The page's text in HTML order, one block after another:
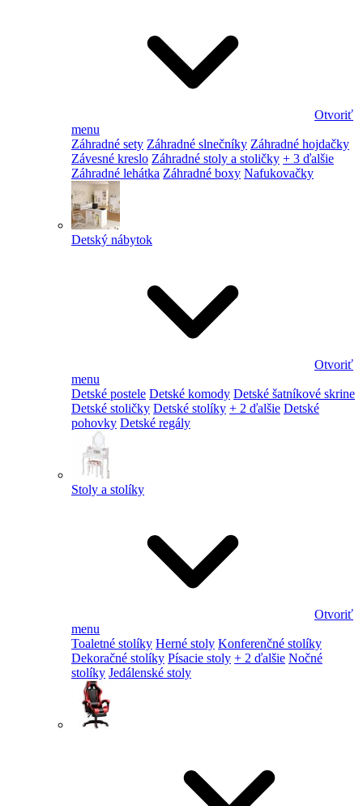
Otvoriť
menu
Záhradné sety Záhradné slnečníky Záhradné hojdačky
Závesné kreslo Záhradné stoly a stoličky + 3 ďalšie
Záhradné lehátka Záhradné boxy Nafukovačky
Detský nábytok
Otvoriť
menu
Detské postele Detské komody Detské šatníkové skrine
Detské stoličky Detské stolíky + 2 ďalšie Detské
pohovky Detské regály
Stoly a stolíky
Otvoriť
menu
Toaletné stolíky Herné stoly Konferenčné stolíky
Dekoračné stolíky Písacie stoly + 2 ďalšie Nočné
stolíky Jedálenské stoly